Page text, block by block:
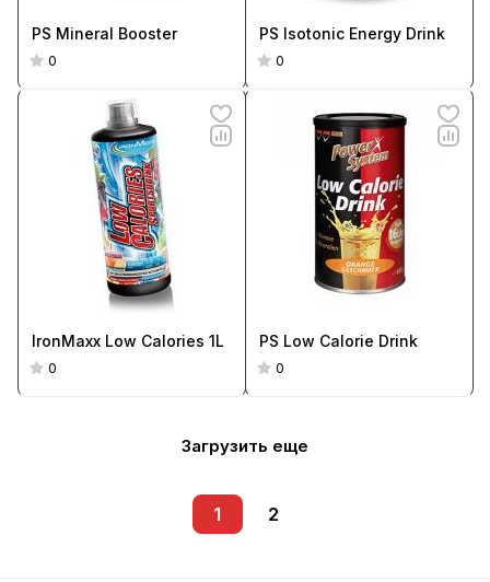
PS Mineral Booster
0
PS Isotonic Energy Drink
0
IronMaxx Low Calories 1L
0
PS Low Calorie Drink
0
Загрузить еще
1 2